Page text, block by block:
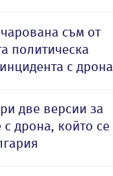
съм от
политическа
с дрона
две версии за
с дрона, който се